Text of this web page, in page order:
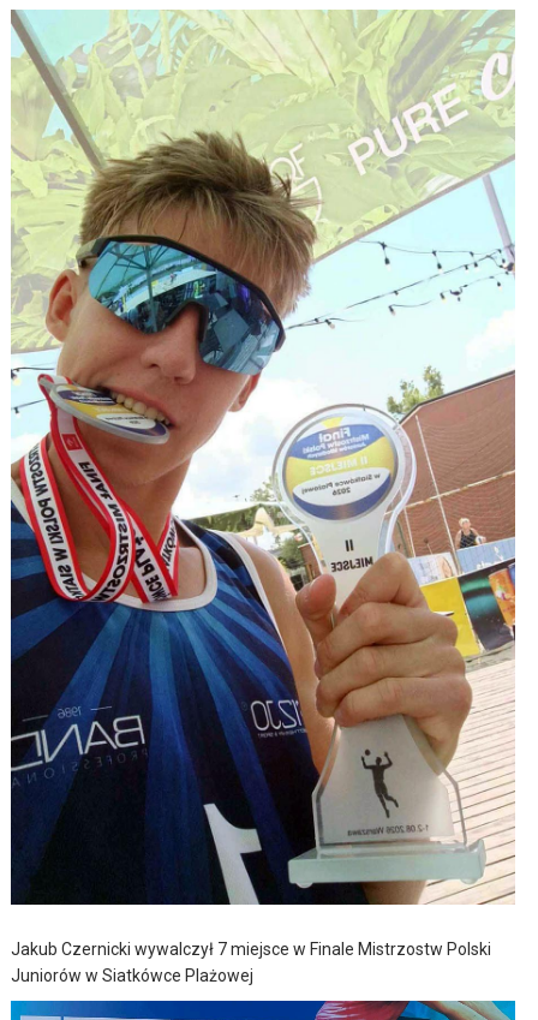
Jakub Czernicki wywalczył 7 miejsce w Finale Mistrzostw Polski
Juniorów w Siatkówce Plażowej